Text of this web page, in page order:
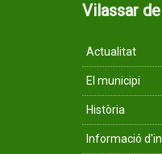
Vilassar
Actualitat
El municipi
Història
Informació